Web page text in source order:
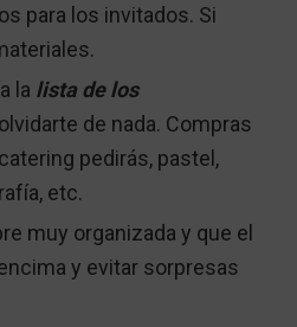
para los invitados. Si
la lista de los
de nada. Compras
pedirás, pastel,
etc.
muy organizada y que el
y evitar sorpresas